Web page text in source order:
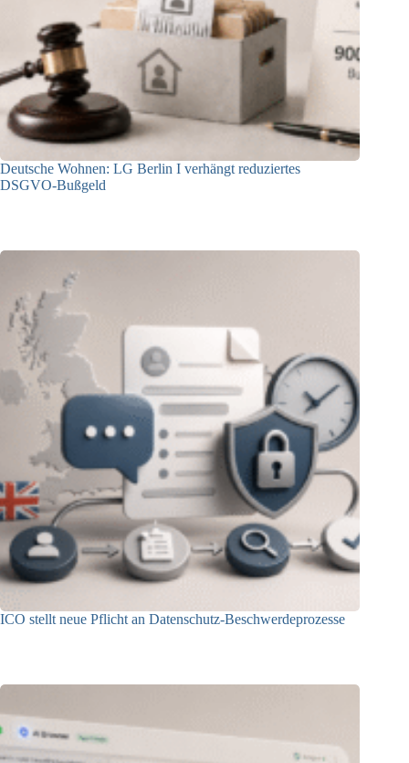
Deutsche Wohnen: LG Berlin I verhängt reduziertes
DSGVO-Bußgeld
ICO stellt neue Pflicht an Datenschutz-Beschwerdeprozesse